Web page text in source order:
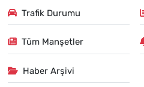
Trafik Durumu
Tüm Manşetler
Haber Arşivi